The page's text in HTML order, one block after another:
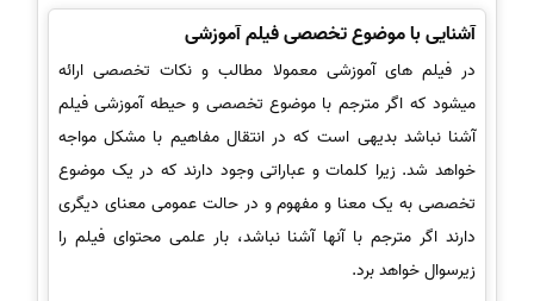
آشنایی با موضوع تخصصی فیلم آموزشی
در فیلم های آموزشی معمولا مطالب و نکات تخصصی ارائه
میشود که اگر مترجم با موضوع تخصصی و حیطه آموزشی فیلم
آشنا نباشد بدیهی است که در انتقال مفاهیم با مشکل مواجه
خواهد شد. زیرا کلمات و عباراتی وجود دارند که در یک موضوع
تخصصی به یک معنا و مفهوم و در حالت عمومی معنای دیگری
دارند اگر مترجم با آنها آشنا نباشد، بار علمی محتوای فیلم را
زیرسوال خواهد برد.